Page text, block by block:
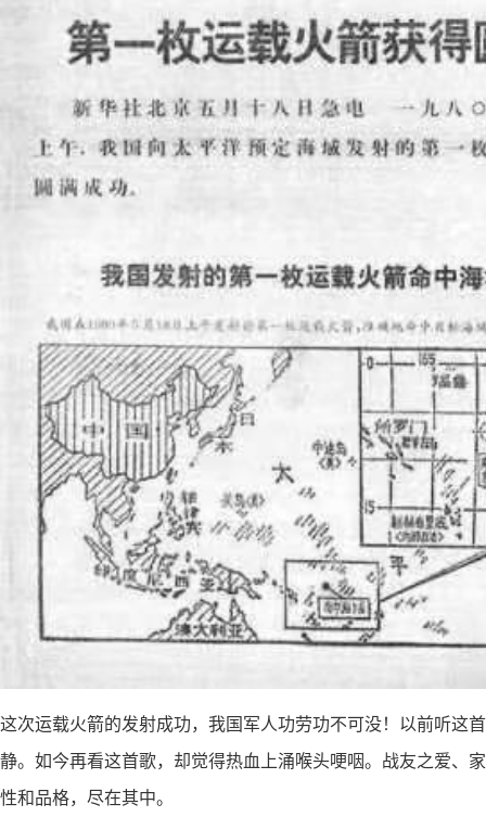
这次运载火箭的发射成功，我国军人功劳功不可没！以前听这
静。如今再看这首歌，却觉得热血上涌喉头哽咽。战友之爱、
性和品格，尽在其中。